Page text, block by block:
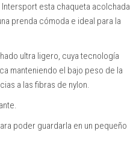
esta chaqueta acolchada
prenda cómoda e ideal para la
ultra ligero, cuya tecnología
manteniendo el bajo peso de la
a las fibras de nylon.
poder guardarla en un pequeño